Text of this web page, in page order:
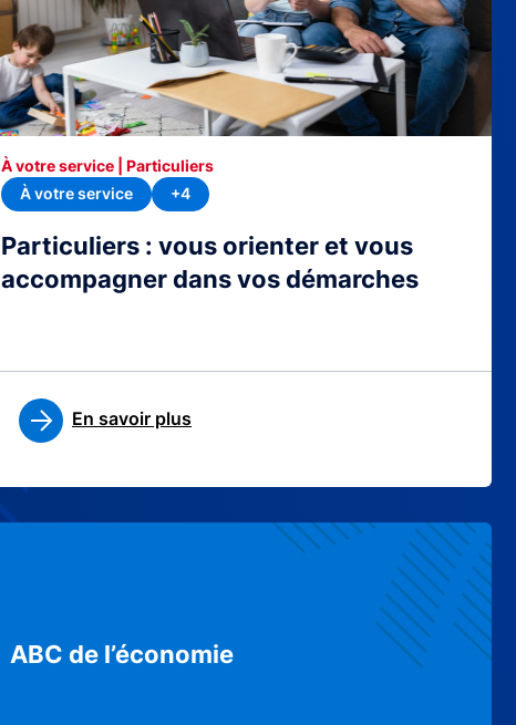
Particuliers : vous orienter et vous
accompagner dans vos démarches
À votre service | Particuliers
À votre service
+4
En savoir plus
ABC de l’économie